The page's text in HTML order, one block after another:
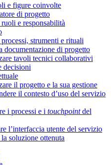
e figure coinvolte
di progetto
e responsabilità
strumenti e rituali
documentazione di progetto
tavoli tecnici collaborativi
decisioni
il progetto e la sua gestione
il contesto d’uso del servizio
i processi e i touchpointdel
l’interfaccia utente del servizio
soluzione ottenuta